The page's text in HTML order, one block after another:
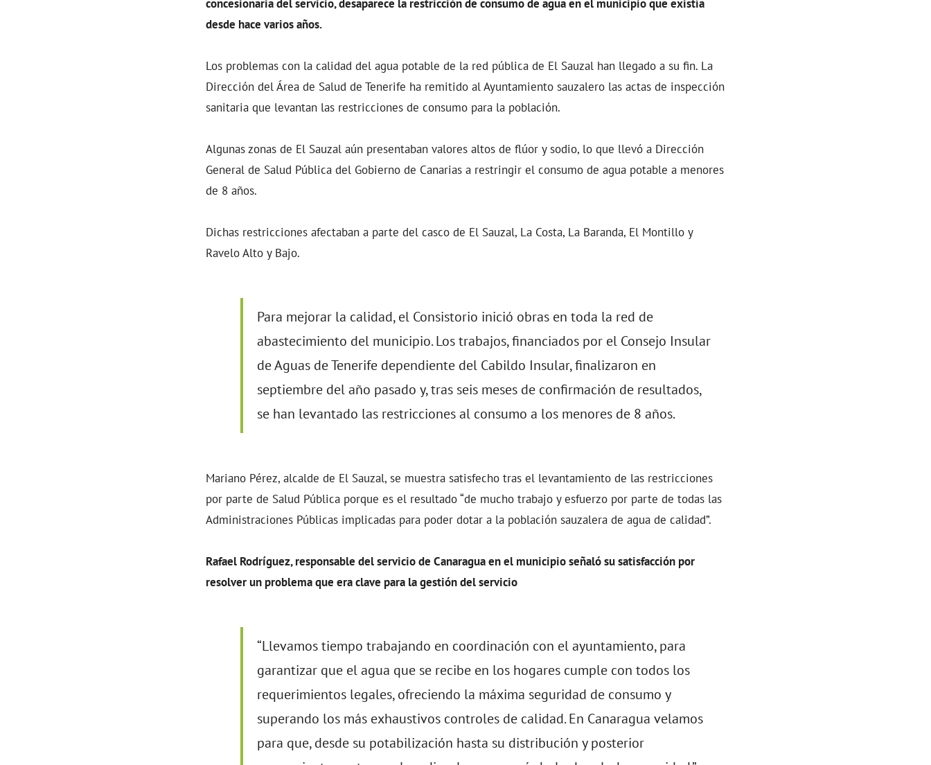
desde hace varios años.
Los problemas con la calidad del agua potable de la red pública de El Sauzal han llegado a su fin. La
Dirección del Área de Salud de Tenerife ha remitido al Ayuntamiento sauzalero las actas de inspección
sanitaria que levantan las restricciones de consumo para la población.
Algunas zonas de El Sauzal aún presentaban valores altos de flúor y sodio, lo que llevó a Dirección
General de Salud Pública del Gobierno de Canarias a restringir el consumo de agua potable a menores
de 8 años.
Dichas restricciones afectaban a parte del casco de El Sauzal, La Costa, La Baranda, El Montillo y
Ravelo Alto y Bajo.
Para mejorar la calidad, el Consistorio inició obras en toda la red de
abastecimiento del municipio. Los trabajos, financiados por el Consejo Insular
de Aguas de Tenerife dependiente del Cabildo Insular, finalizaron en
septiembre del año pasado y, tras seis meses de confirmación de resultados,
se han levantado las restricciones al consumo a los menores de 8 años.
Mariano Pérez, alcalde de El Sauzal, se muestra satisfecho tras el levantamiento de las restricciones
por parte de Salud Pública porque es el resultado “de mucho trabajo y esfuerzo por parte de todas las
Administraciones Públicas implicadas para poder dotar a la población sauzalera de agua de calidad”.
Rafael Rodríguez, responsable del servicio de Canaragua en el municipio señaló su satisfacción por
resolver un problema que era clave para la gestión del servicio
“Llevamos tiempo trabajando en coordinación con el ayuntamiento, para
garantizar que el agua que se recibe en los hogares cumple con todos los
requerimientos legales, ofreciendo la máxima seguridad de consumo y
superando los más exhaustivos controles de calidad. En Canaragua velamos
para que, desde su potabilización hasta su distribución y posterior